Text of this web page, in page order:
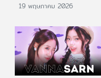
19 พฤษภาคม 2026